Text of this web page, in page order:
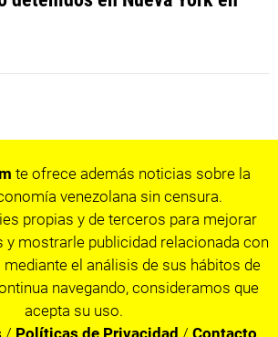
te ofrece además noticias sobre la
venezolana sin censura.
propias y de terceros para mejorar
y mostrarle publicidad relacionada con
el análisis de sus hábitos de
navegando, consideramos que
acepta su uso.